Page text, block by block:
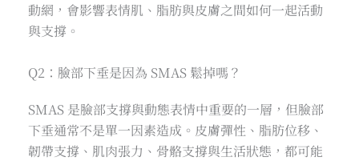
動網，會影響表情肌、脂肪與皮膚之間如何一起活動
與支撐。
Q2：臉部下垂是因為 SMAS 鬆掉嗎？
SMAS 是臉部支撐與動態表情中重要的一層，但臉部
下垂通常不是單一因素造成。皮膚彈性、脂肪位移、
韌帶支撐、肌肉張力、骨骼支撐與生活狀態，都可能